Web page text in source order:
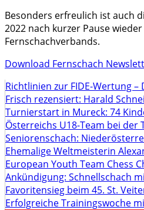
Besonders erfreulich ist auch
2022 nach kurzer Pause
Fernschachverbands.
Download Fernschach
Richtlinien zur FIDE-Wertung –
Frisch rezensiert: Harald
Turnierstart in Mureck: 74
Österreichs U18-Team bei
Seniorenschach:
Ehemalige Weltmeisterin
European Youth Team Chess
Ankündigung: Schnellschach
Favoritensieg beim 45. St.
Erfolgreiche Trainingswoche